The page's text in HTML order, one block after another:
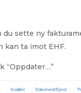
du sette ny
kan ta imot EHF.
“Oppdater…”